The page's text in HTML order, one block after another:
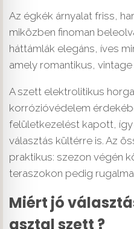
Az égkék árnyalat friss,
miközben finoman
háttámlák elegáns, íves
amely romantikus,
A szett elektrolitikus
korrózióvédelem
felületkezelést kapott,
választás kültérre is. Az
praktikus: szezon végén
teraszokon pedig
Miért jó
asztal szett ?